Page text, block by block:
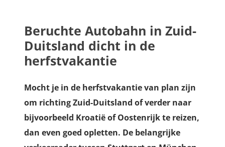
Beruchte Autobahn in Zuid-
Duitsland dicht in de
herfstvakantie
Mocht je in de herfstvakantie van plan zijn
om richting Zuid-Duitsland of verder naar
bijvoorbeeld Kroatië of Oostenrijk te reizen,
dan even goed opletten. De belangrijke